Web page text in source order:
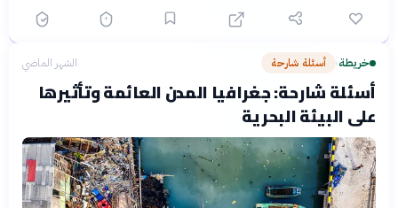
خريطة› أسئلة شارحة الشهر الماضي
أسئلة شارحة: جغرافيا المدن العائمة وتأثيرها
على البيئة البحرية